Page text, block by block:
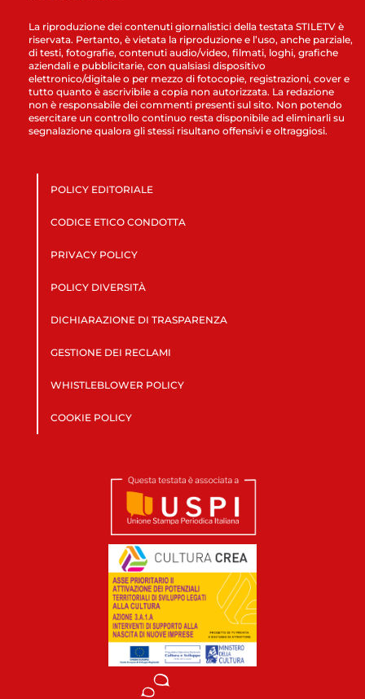
La riproduzione dei contenuti giornalistici della testata STILETV è
riservata. Pertanto, è vietata la riproduzione e l’uso, anche parziale,
di testi, fotografie, contenuti audio/video, filmati, loghi, grafiche
aziendali e pubblicitarie, con qualsiasi dispositivo
elettronico/digitale o per mezzo di fotocopie, registrazioni, cover e
tutto quanto è ascrivibile a copia non autorizzata. La redazione
non è responsabile dei commenti presenti sul sito. Non potendo
esercitare un controllo continuo resta disponibile ad eliminarli su
segnalazione qualora gli stessi risultano offensivi e oltraggiosi.
POLICY EDITORIALE
CODICE ETICO CONDOTTA
PRIVACY POLICY
POLICY DIVERSITÀ
DICHIARAZIONE DI TRASPARENZA
GESTIONE DEI RECLAMI
WHISTLEBLOWER POLICY
COOKIE POLICY